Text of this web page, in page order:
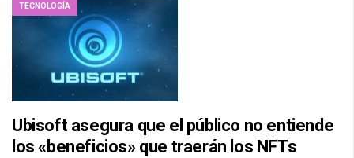
TECNOLOGÍA
Ubisoft asegura que el público no entiende
los «beneficios» que traerán los NFTs